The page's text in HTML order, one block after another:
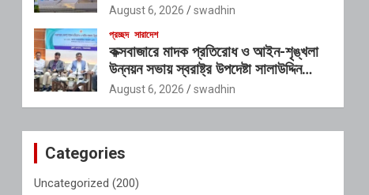
August 6, 2026 swadhin
প্রচ্ছদ সারাদেশ
কক্সবাজারে মাদক প্রতিরোধ ও আইন-শৃঙ্খলা
উন্নয়ন সভায় স্বরাষ্ট্র উপদেষ্টা সালাউদ্দিন
আহমদ
August 6, 2026 swadhin
Categories
Uncategorized (200)